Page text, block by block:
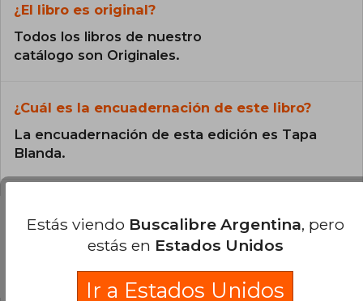
¿El libro es original?
Todos los libros de nuestro
catálogo son Originales.
¿Cuál es la encuadernación de este libro?
La encuadernación de esta edición es Tapa
Blanda.
Estás viendo Buscalibre Argentina, pero
estás en Estados Unidos
Ir a Estados Unidos